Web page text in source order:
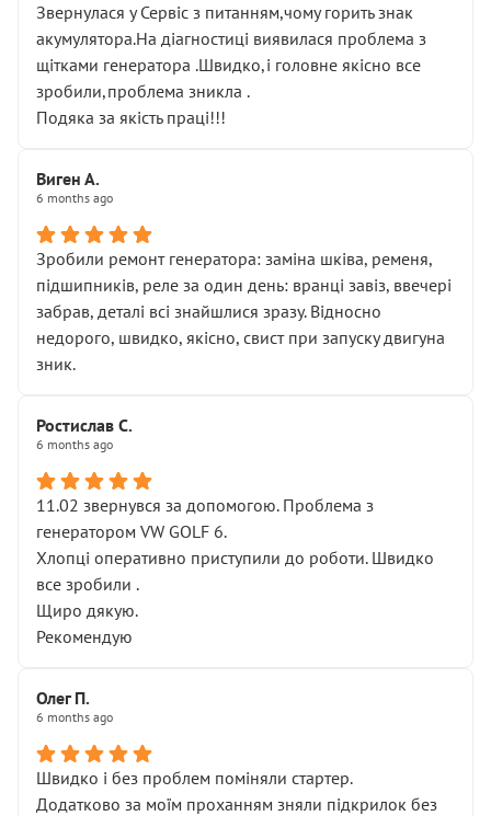
Звернулася у Сервіс з питанням,чому горить знак
акумулятора.На діагностиці виявилася проблема з
щітками генератора .Швидко,і головне якісно все
зробили,проблема зникла .
Подяка за якість праці!!!
Виген А.
6 months ago
Зробили ремонт генератора: заміна шківа, ременя,
підшипників, реле за один день: вранці завіз, ввечері
забрав, деталі всі знайшлися зразу. Відносно
недорого, швидко, якісно, свист при запуску двигуна
зник.
Ростислав С.
6 months ago
11.02 звернувся за допомогою. Проблема з
генератором VW GOLF 6.
Хлопці оперативно приступили до роботи. Швидко
все зробили .
Щиро дякую.
Рекомендую
Олег П.
6 months ago
Швидко і без проблем поміняли стартер.
Додатково за моїм проханням зняли підкрилок без